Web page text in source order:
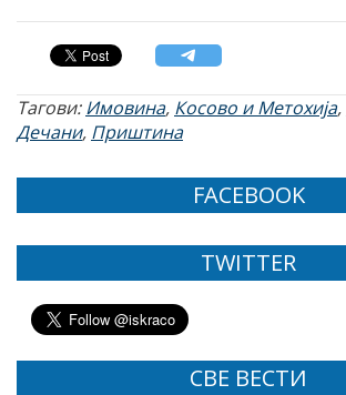
Тагови:Имовина, Косово и Метохија,
Дечани, Приштина
FACEBOOK
TWITTER
СВЕ ВЕСТИ